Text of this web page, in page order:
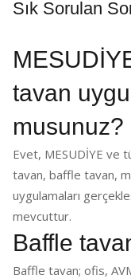
Sık Sorulan
tavan
musunuz?
Evet, MESUDİYE ve
tavan, baffle tavan,
uygulamaları
mevcuttur.
Baffle
Baffle tavan; ofis,